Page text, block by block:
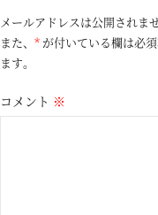
メールアドレスは公開されま
また、 * が付いている欄は必
ます。
コメント ※